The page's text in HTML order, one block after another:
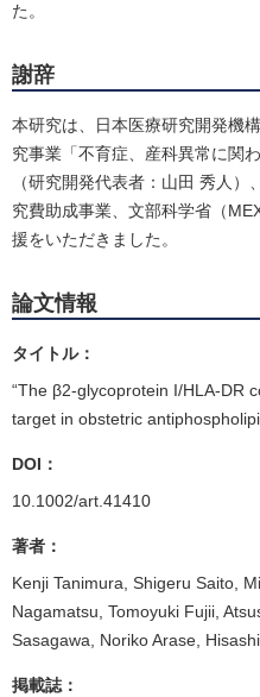
た。
謝辞
本研究は、日本医療研究開発機
究事業「不育症、産科異常に関
（研究開発代表者：山田 秀人
究費助成事業、文部科学省（
援をいただきました。
論文情報
タイトル：
“The β2-glycoprotein I/HLA-DR
target in obstetric
DOI：
10.1002/art.41410
著者：
Kenji Tanimura, Shigeru Saito,
Nagamatsu, Tomoyuki Fujii,
Sasagawa, Noriko Arase,
掲載誌：